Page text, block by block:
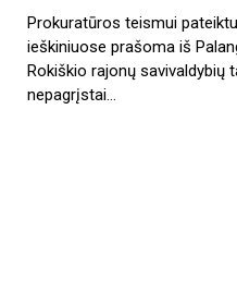
Prokuratūros teismui
ieškiniuose prašoma iš
Rokiškio rajonų savivaldybių
nepagrįstai…